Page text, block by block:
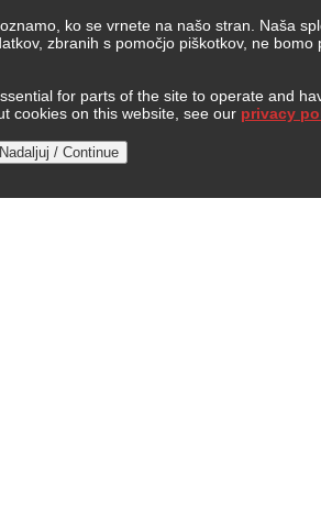
ko se vrnete na našo stran. Naša
zbranih s pomočjo piškotkov, ne bomo
for parts of the site to operate and
cookies on this website, see our privacy